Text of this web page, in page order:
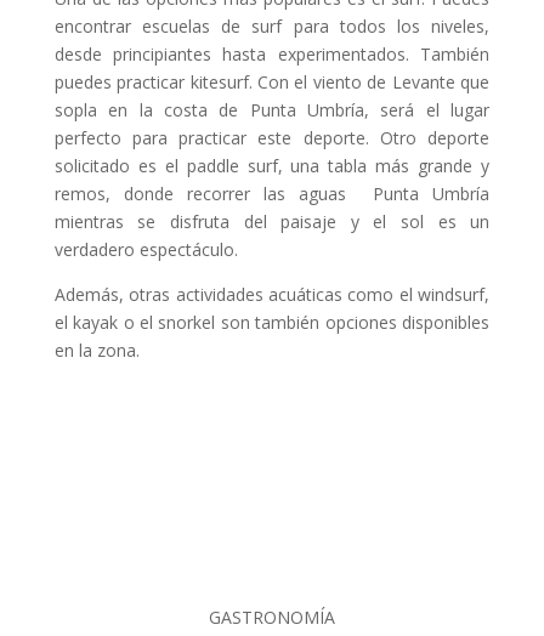
encontrar escuelas de surf para todos los niveles,
desde principiantes hasta experimentados. También
puedes practicar kitesurf. Con el viento de Levante que
sopla en la costa de Punta Umbría, será el lugar
perfecto para practicar este deporte. Otro deporte
solicitado es el paddle surf, una tabla más grande y
remos, donde recorrer las aguas Punta Umbría
mientras se disfruta del paisaje y el sol es un
verdadero espectáculo.
Además, otras actividades acuáticas como el windsurf,
el kayak o el snorkel son también opciones disponibles
en la zona.
GASTRONOMÍA